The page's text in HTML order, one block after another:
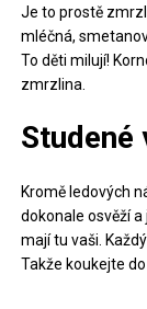
Je to prostě
mléčná,
To děti milují!
zmrzlina
Studené
Kromě ledových
dokonale osvěží
mají tu vaši.
Takže koukejte